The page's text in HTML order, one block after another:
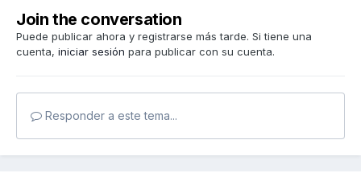
Join the conversation
Puede publicar ahora y registrarse más tarde. Si tiene una
cuenta, iniciar sesión para publicar con su cuenta.
Responder a este tema...